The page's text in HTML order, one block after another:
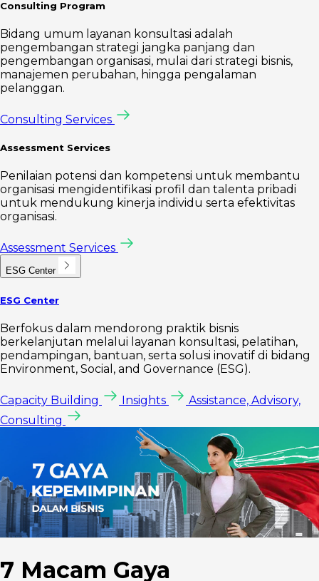
Consulting Program
Bidang umum layanan konsultasi adalah
pengembangan strategi jangka panjang dan
pengembangan organisasi, mulai dari strategi bisnis,
manajemen perubahan, hingga pengalaman
pelanggan.
Consulting Services
Assessment Services
Penilaian potensi dan kompetensi untuk membantu
organisasi mengidentifikasi profil dan talenta pribadi
untuk mendukung kinerja individu serta efektivitas
organisasi.
Assessment Services
ESG Center
ESG Center
Berfokus dalam mendorong praktik bisnis
berkelanjutan melalui layanan konsultasi, pelatihan,
pendampingan, bantuan, serta solusi inovatif di bidang
Environment, Social, and Governance (ESG).
Capacity Building Insights
Assistance, Advisory,
Consulting
7 Macam Gaya